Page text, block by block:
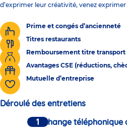
d’exprimer leur créativité, venez
Prime et congés d’ancienneté
Titres restaurants
Remboursement titre transport
Avantages CSE (réductions,
Mutuelle d’entreprise
Déroulé des entretiens
Un échange téléphonique